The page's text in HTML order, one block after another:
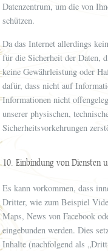
Datenzentrum, um die von
schützen.
Da das Internet allerdings
für die Sicherheit der Daten,
keine Gewährleistung oder
dafür, dass nicht auf
Informationen nicht
unserer physischen,
Sicherheitsvorkehrungen
10. Einbindung von Diensten
Es kann vorkommen, dass
Dritter, wie zum Beispiel
Maps, News von Facebook
eingebunden werden. Dies
Inhalte (nachfolgend als